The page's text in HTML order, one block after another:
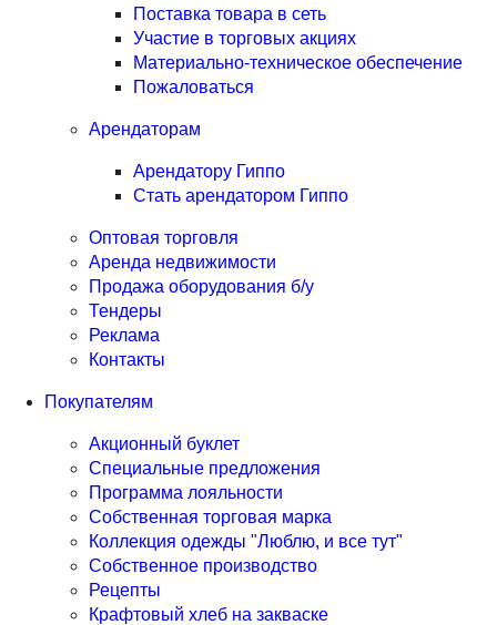
Поставка товара в сеть
Участие в торговых акциях
Материально-техническое обеспечение
Пожаловаться
Арендаторам
Арендатору Гиппо
Стать арендатором Гиппо
Оптовая торговля
Аренда недвижимости
Продажа оборудования б/у
Тендеры
Реклама
Контакты
Покупателям
Акционный буклет
Специальные предложения
Программа лояльности
Собственная торговая марка
Коллекция одежды "Люблю, и все тут"
Собственное производство
Рецепты
Крафтовый хлеб на закваске